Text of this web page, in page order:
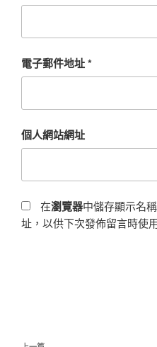
電子郵件地址*
個人網站網址
在瀏覽器中儲存顯示名
址，以供下次發佈留言時使
文